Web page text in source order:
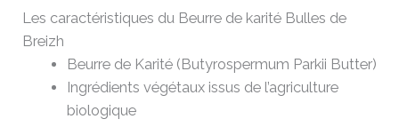
Les caractéristiques du Beurre de karité Bulles de
Breizh
Beurre de Karité (Butyrospermum Parkii Butter)
Ingrédients végétaux issus de l’agriculture
biologique